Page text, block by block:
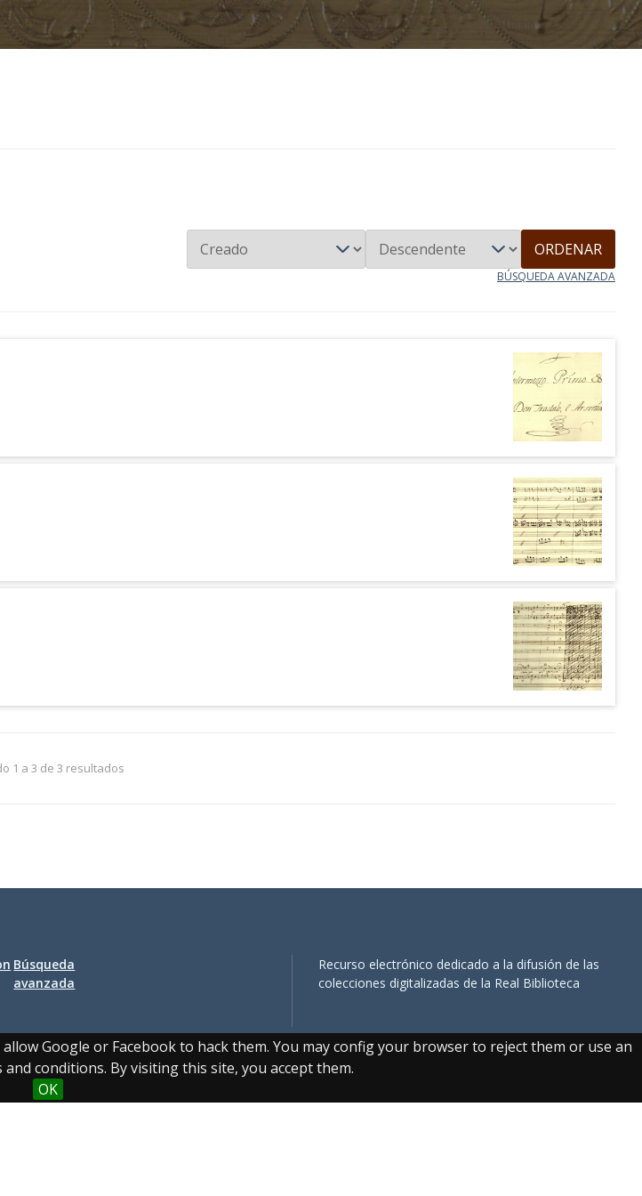
Google or Facebook to hack them. You may config your browser to reject them or use an
conditions. By visiting this site, you accept them.
OK
ORDENAR
BÚSQUEDA AVANZADA
1 a 3 de 3 resultados
Búsqueda
avanzada
Recurso electrónico dedicado a la difusión de las
colecciones digitalizadas de la Real Biblioteca